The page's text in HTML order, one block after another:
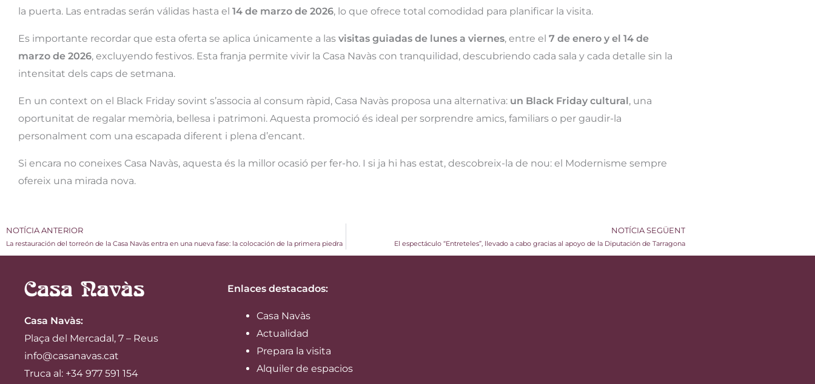
la puerta. Las entradas serán válidas hasta el 14 de marzo de 2026, lo que ofrece total comodidad para planificar la visita.
Es importante recordar que esta oferta se aplica únicamente a las visitas guiadas de lunes a viernes, entre el 7 de enero y el 14 de
marzo de 2026, excluyendo festivos. Esta franja permite vivir la Casa Navàs con tranquilidad, descubriendo cada sala y cada detalle sin la
intensitat dels caps de setmana.
En un context on el Black Friday sovint s’associa al consum ràpid, Casa Navàs proposa una alternativa: un Black Friday cultural, una
oportunitat de regalar memòria, bellesa i patrimoni. Aquesta promoció és ideal per sorprendre amics, familiars o per gaudir-la
personalment com una escapada diferent i plena d’encant.
Si encara no coneixes Casa Navàs, aquesta és la millor ocasió per fer-ho. I si ja hi has estat, descobreix-la de nou: el Modernisme sempre
ofereix una mirada nova.
NOTÍCIA ANTERIOR
La restauración del torreón de la Casa Navàs entra en una nueva fase: la colocación de la primera piedra
NOTÍCIA SEGÜENT
El espectáculo “Entreteles”, llevado a cabo gracias al apoyo de la Diputación de Tarragona
Casa Navàs:
Plaça del Mercadal, 7 – Reus
info@casanavas.cat
Truca al: +34 977 591 154
Enlaces destacados:
Casa Navàs
Actualidad
Prepara la visita
Alquiler de espacios